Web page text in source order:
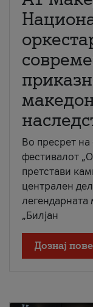
Во пресрет
фестивалот
претстави
централен
легендарната
„Билјан
Дознај